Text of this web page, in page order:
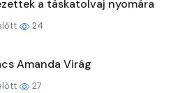
a táskatolvaj nyomára
24
Amanda Virág
27